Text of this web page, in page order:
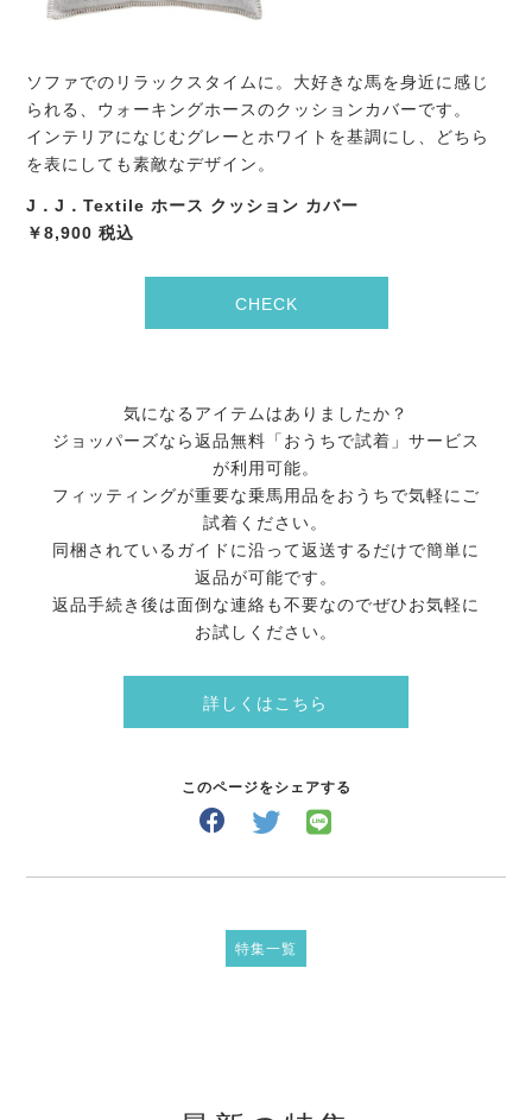
ソファでのリラックスタイムに。大好きな馬を身近に感じ
られる、ウォーキングホースのクッションカバーです。
インテリアになじむグレーとホワイトを基調にし、どちら
を表にしても素敵なデザイン。
J．J．Textile ホース クッション カバー
￥8,900 税込
CHECK
気になるアイテムはありましたか？
ジョッパーズなら返品無料「おうちで試着」サービス
が利用可能。
フィッティングが重要な乗馬用品をおうちで気軽にご
試着ください。
同梱されているガイドに沿って返送するだけで簡単に
返品が可能です。
返品手続き後は面倒な連絡も不要なのでぜひお気軽に
お試しください。
詳しくはこちら
このページをシェアする
特集一覧